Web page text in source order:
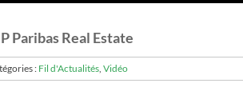
Paribas Real Estate
:Fil d'Actualités Vidéo